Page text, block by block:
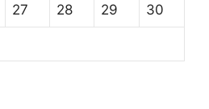
27 28 29 30